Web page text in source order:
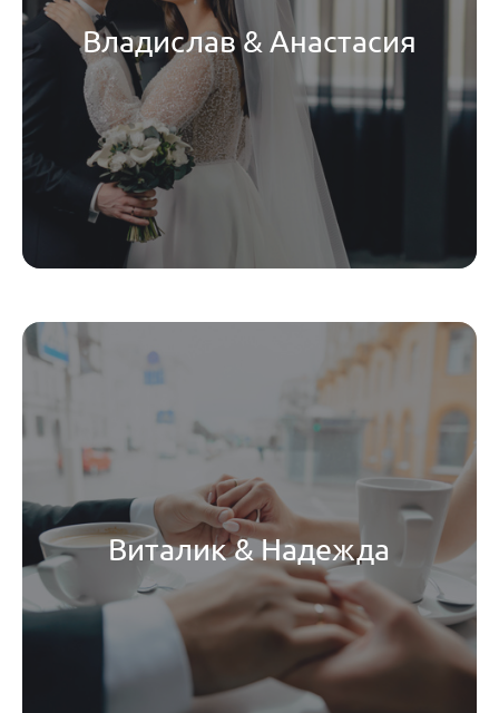
Владислав & Анастасия
Виталик & Надежда